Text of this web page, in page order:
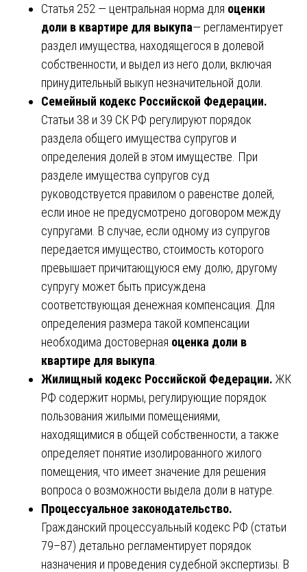
Статья 252 — центральная норма для оценки
доли в квартире для выкупа— регламентирует
раздел имущества, находящегося в долевой
собственности, и выдел из него доли, включая
принудительный выкуп незначительной доли.
Семейный кодекс Российской Федерации.
Статьи 38 и 39 СК РФ регулируют порядок
раздела общего имущества супругов и
определения долей в этом имуществе. При
разделе имущества супругов суд
руководствуется правилом о равенстве долей,
если иное не предусмотрено договором между
супругами. В случае, если одному из супругов
передается имущество, стоимость которого
превышает причитающуюся ему долю, другому
супругу может быть присуждена
соответствующая денежная компенсация. Для
определения размера такой компенсации
необходима достоверная оценка доли в
квартире для выкупа
Жилищный кодекс Российской Федерации. ЖК
РФ содержит нормы, регулирующие порядок
пользования жилыми помещениями,
находящимися в общей собственности, а также
определяет понятие изолированного жилого
помещения, что имеет значение для решения
вопроса о возможности выдела доли в натуре.
Процессуальное законодательство.
Гражданский процессуальный кодекс РФ (статьи
79–87) детально регламентирует порядок
назначения и проведения судебной экспертизы. В